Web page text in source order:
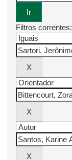
Filtros correntes: